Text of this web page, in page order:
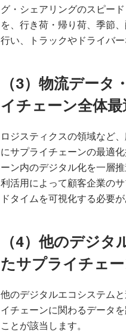
グ・シェアリングのスピー
を、行き荷・帰り荷、季節
行い、トラックやドライバ
（3）物流デー
イチェーン全体最
ロジスティクスの領域など
にサプライチェーンの最適
ーン内のデジタル化を一層
利活用によって顧客企業の
ドタイムを可視化する必要が
（4）他のデジ
たサプライチェ
他のデジタルエコシステム
イチェーンに関わるデータ
ことが該当します。